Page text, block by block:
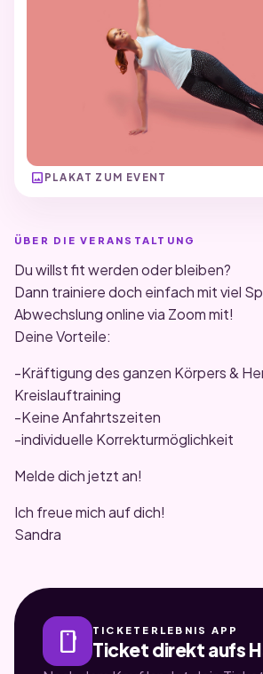
image PLAKAT ZUM EVENT
ÜBER DIE VERANSTALTUNG
Du willst fit werden oder bleiben?
Dann trainiere doch einfach mit viel
Abwechslung online via Zoom mit!
Deine Vorteile:
-Kräftigung des ganzen Körpers &
Kreislauftraining
-Keine Anfahrtszeiten
-individuelle Korrekturmöglichkeit
Melde dich jetzt an!
Ich freue mich auf dich!
Sandra
smartphone TICKETERLEBNIS APP
Ticket direkt aufs